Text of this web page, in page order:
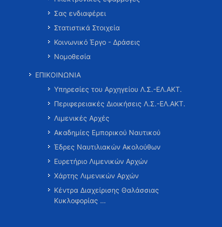
Σας ενδιαφέρει
Στατιστικά Στοιχεία
Κοινωνικό Έργο - Δράσεις
Νομοθεσία
ΕΠΙΚΟΙΝΩΝΙΑ
Υπηρεσίες του Αρχηγείου Λ.Σ.-ΕΛ.ΑΚΤ.
Περιφερειακές Διοικήσεις Λ.Σ.-ΕΛ.ΑΚΤ.
Λιμενικές Αρχές
Ακαδημίες Εμπορικού Ναυτικού
Έδρες Ναυτιλιακών Ακολούθων
Ευρετήριο Λιμενικών Αρχών
Χάρτης Λιμενικών Αρχών
Κέντρα Διαχείρισης Θαλάσσιας
Κυκλοφορίας …